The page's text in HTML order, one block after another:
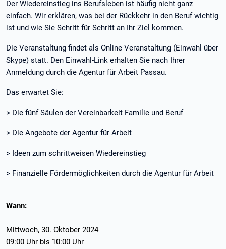
Der Wiedereinstieg ins Berufsleben ist häufig nicht ganz
einfach. Wir erklären, was bei der Rückkehr in den Beruf wichtig
ist und wie Sie Schritt für Schritt an Ihr Ziel kommen.
Die Veranstaltung findet als Online Veranstaltung (Einwahl über
Skype) statt. Den Einwahl-Link erhalten Sie nach Ihrer
Anmeldung durch die Agentur für Arbeit Passau.
Das erwartet Sie:
> Die fünf Säulen der Vereinbarkeit Familie und Beruf
> Die Angebote der Agentur für Arbeit
> Ideen zum schrittweisen Wiedereinstieg
> Finanzielle Fördermöglichkeiten durch die Agentur für Arbeit
Wann:
Mittwoch, 30. Oktober 2024
09:00 Uhr bis 10:00 Uhr